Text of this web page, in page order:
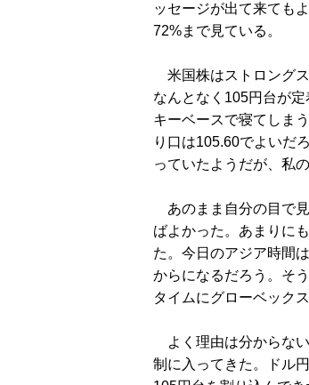
ッセージが出て来ても
72%まで見ている。
米国株はストロング
なんとなく105円台が
キーベースで寝てしま
り口は105.60でよいだ
っていたようだが、私
あのまま自分の目で
ばよかった。あまりに
た。今日のアジア時間
からになるだろう。そ
タイムにグローベック
よく理由は分からな
制に入ってきた。ドル